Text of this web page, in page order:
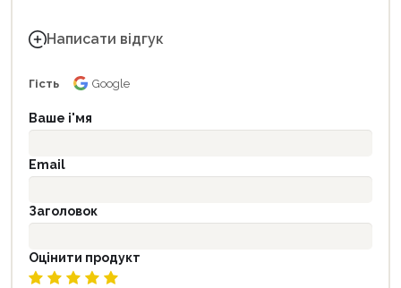
Написати відгук
Гість Google
Ваше і'мя
Email
Заголовок
Оцінити продукт